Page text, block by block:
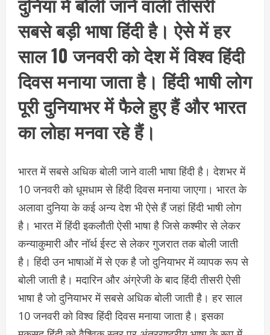
सबसे बड़ी भाषा हिंदी है। ऐसे में हर
साल 10 जनवरी को देश में विश्व हिंदी
दिवस मनाया जाता है। हिंदी भाषी लोग
पूरी दुनियाभर में फैले हुए हैं और भारत
का लोहा मनवा रहे हैं।
भारत में सबसे अधिक बोली जाने वाली भाषा हिंदी है। देशभर में
10 जनवरी को धूमधाम से हिंदी दिवस मनाया जाएगा। भारत के
अलावा दुनिया के कई अन्य देश भी ऐसे हैं जहां हिंदी भाषी लोग
है। भारत में हिंदी इकलौती ऐसी भाषा है जिसे कश्मीर से लेकर
कन्याकुमारी और नॉर्थ ईस्ट से लेकर गुजरात तक बोली जाती
है। हिंदी उन भाषाओं में से एक है जो दुनियाभर में व्यापक रूप से
बोली जाती है। मदारिन और अंग्रेजी के बाद हिंदी तीसरी ऐसी
भाषा है जो दुनियाभर में सबसे अधिक बोली जाती है। हर साल
10 जनवरी को विश्व हिंदी दिवस मनाया जाता है। इसका